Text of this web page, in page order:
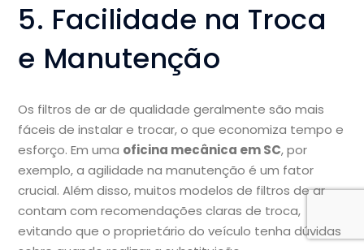
5. Facilidade na Troca
e Manutenção
Os filtros de ar de qualidade geralmente são mais
fáceis de instalar e trocar, o que economiza tempo e
esforço. Em uma oficina mecânica em SC, por
exemplo, a agilidade na manutenção é um fator
crucial. Além disso, muitos modelos de filtros de ar
contam com recomendações claras de troca,
evitando que o proprietário do veículo tenha dúvidas